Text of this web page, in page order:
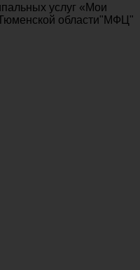
услуг «Мои
области"МФЦ"